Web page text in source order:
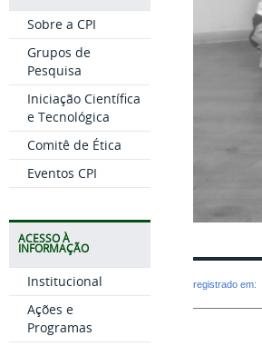
Sobre a CPI
Grupos de
Pesquisa
Iniciação Científica
e Tecnológica
Comitê de Ética
Eventos CPI
ACESSO À
INFORMAÇÃO
Institucional
Ações e
Programas
registrado em: